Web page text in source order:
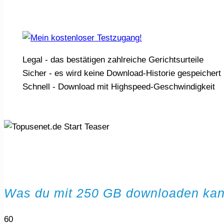
Legal - das bestätigen zahlreiche Gerichtsurteile
Sicher - es wird keine Download-Historie gespeichert
Schnell - Download mit Highspeed-Geschwindigkeit
Was du mit 250 GB downloaden
60